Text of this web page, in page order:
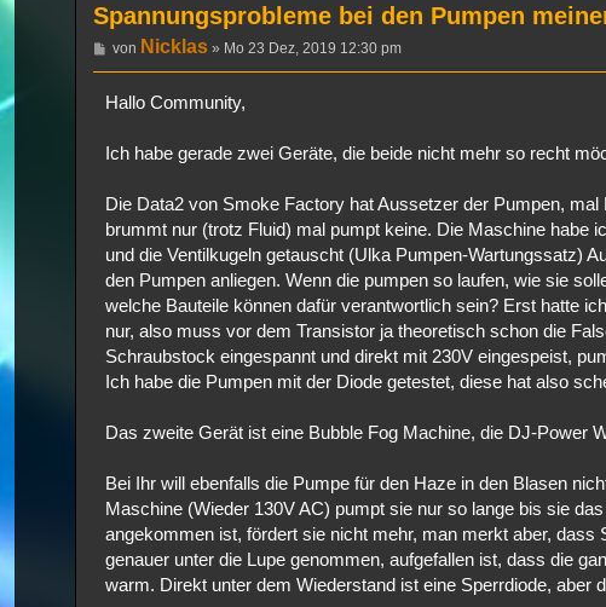
Spannungsprobleme bei den Pumpen
Beitrag
von Nicklas» Mo 23 Dez, 2019 12:30 pm
Hallo Community,
Ich habe gerade zwei Geräte, die beide nicht mehr so recht
Die Data2 von Smoke Factory hat Aussetzer der Pumpen,
brummt nur (trotz Fluid) mal pumpt keine. Die Maschine habe
und die Ventilkugeln getauscht (Ulka Pumpen-Wartungssatz)
den Pumpen anliegen. Wenn die pumpen so laufen, wie sie
welche Bauteile können dafür verantwortlich sein? Erst hatte
nur, also muss vor dem Transistor ja theoretisch schon die
Schraubstock eingespannt und direkt mit 230V eingespeist,
Ich habe die Pumpen mit der Diode getestet, diese hat also
Das zweite Gerät ist eine Bubble Fog Machine, die DJ-Power
Bei Ihr will ebenfalls die Pumpe für den Haze in den Blasen
Maschine (Wieder 130V AC) pumpt sie nur so lange bis sie
angekommen ist, fördert sie nicht mehr, man merkt aber,
genauer unter die Lupe genommen, aufgefallen ist, dass die
warm. Direkt unter dem Wiederstand ist eine Sperrdiode, aber